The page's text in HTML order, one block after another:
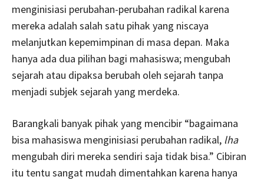
menginisiasi perubahan-perubahan radikal karena
mereka adalah salah satu pihak yang niscaya
melanjutkan kepemimpinan di masa depan. Maka
hanya ada dua pilihan bagi mahasiswa; mengubah
sejarah atau dipaksa berubah oleh sejarah tanpa
menjadi subjek sejarah yang merdeka.
Barangkali banyak pihak yang mencibir “bagaimana
bisa mahasiswa menginisiasi perubahan radikal, lha
mengubah diri mereka sendiri saja tidak bisa.” Cibiran
itu tentu sangat mudah dimentahkan karena hanya